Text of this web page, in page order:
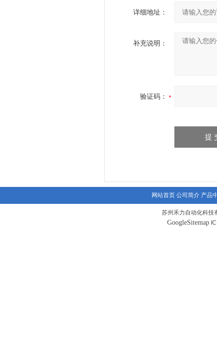
详细地址：
补充说明：
验证码：
网站首页 公司简介 产品
苏州禾力自动化科技
GoogleSitemap